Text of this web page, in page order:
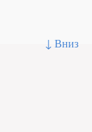
↓ Вниз